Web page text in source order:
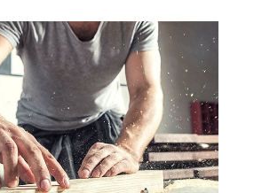
Añadir al carrito
TABLE BASSE ARTISANALE ORGANIC
ORIENT 68CM OR MARTELÉ DESIGN
( En stock à l'usine 4 à 6 semaines )
449,00 €